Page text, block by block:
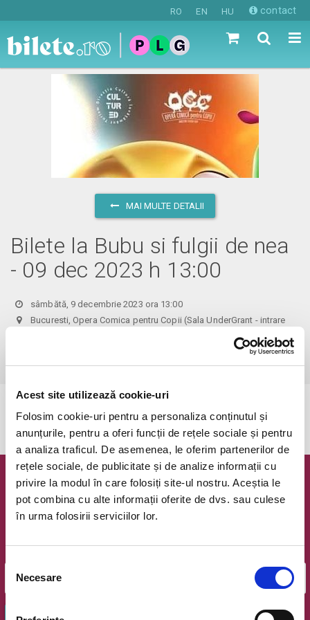
Acest site utilizează cookie-uri
Folosim cookie-uri pentru a personaliza conținutul și
anunțurile, pentru a oferi funcții de rețele sociale și pentru
a analiza traficul. De asemenea, le oferim partenerilor de
rețele sociale, de publicitate și de analize informații cu
privire la modul în care folosiți site-ul nostru. Aceștia le
pot combina cu alte informații oferite de dvs. sau culese
în urma folosirii serviciilor lor.
Selecția
consimțământului
Necesare
RO EN HU contact
MAI MULTE DETALII
Bilete la Bubu si fulgii de nea
- 09 dec 2023 h 13:00
sâmbătă, 9 decembrie 2023 ora 13:00
Bucuresti, Opera Comica pentru Copii (Sala UnderGrant - intrare
Newsletter @ Bilete.ro
Oferte exclusive si o editie saptamanala cu cele mai noi
OK